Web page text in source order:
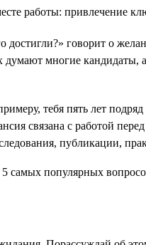
работы: привлечение
говорит о
многие кандидаты, а
тебя пять лет
связана с работой
публикации,